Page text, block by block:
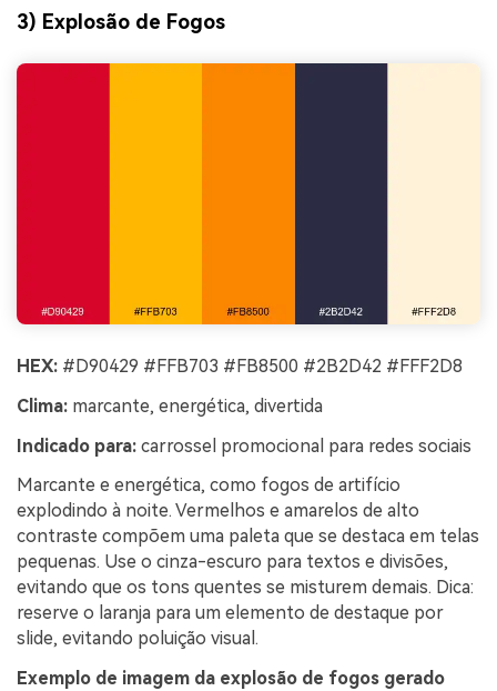
3) Explosão de Fogos
HEX: #D90429 #FFB703 #FB8500 #2B2D42 #FFF2D8
Clima: marcante, energética, divertida
Indicado para: carrossel promocional para redes sociais
Marcante e energética, como fogos de artifício
explodindo à noite. Vermelhos e amarelos de alto
contraste compõem uma paleta que se destaca em telas
pequenas. Use o cinza-escuro para textos e divisões,
evitando que os tons quentes se misturem demais. Dica:
reserve o laranja para um elemento de destaque por
slide, evitando poluição visual.
Exemplo de imagem da explosão de fogos gerado